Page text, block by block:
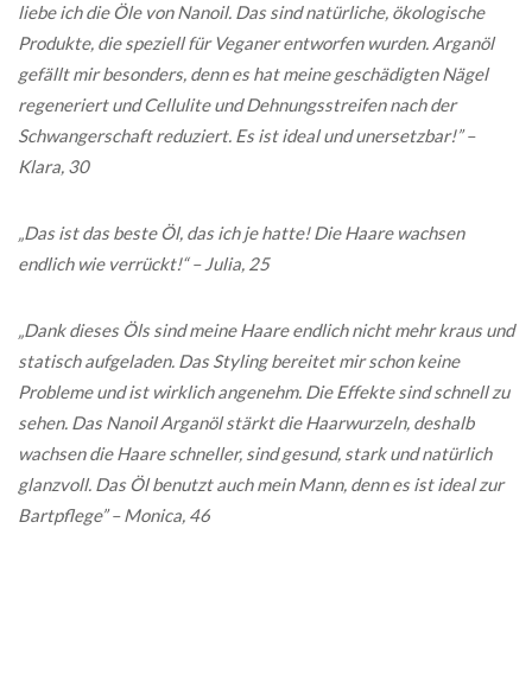
liebe ich die Öle von Nanoil. Das sind natürliche, ökologische
Produkte, die speziell für Veganer entworfen wurden. Arganöl
gefällt mir besonders, denn es hat meine geschädigten Nägel
regeneriert und Cellulite und Dehnungsstreifen nach der
Schwangerschaft reduziert. Es ist ideal und unersetzbar!” –
Klara, 30
„Das ist das beste Öl, das ich je hatte! Die Haare wachsen
endlich wie verrückt!“ – Julia, 25
„Dank dieses Öls sind meine Haare endlich nicht mehr kraus und
statisch aufgeladen. Das Styling bereitet mir schon keine
Probleme und ist wirklich angenehm. Die Effekte sind schnell zu
sehen. Das Nanoil Arganöl stärkt die Haarwurzeln, deshalb
wachsen die Haare schneller, sind gesund, stark und natürlich
glanzvoll. Das Öl benutzt auch mein Mann, denn es ist ideal zur
Bartpflege” – Monica, 46